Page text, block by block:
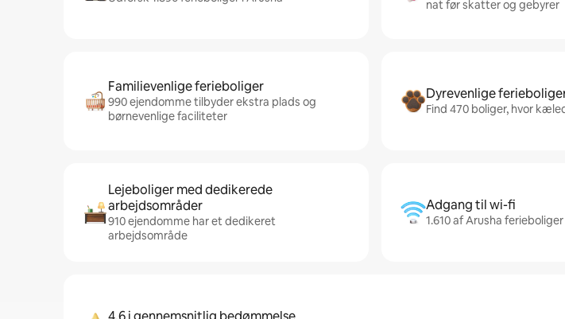
nat før skatter og gebyrer
Familievenlige ferieboliger
990 ejendomme tilbyder ekstra plads og
børnevenlige faciliteter
Dyrevenlige
Find 470 boliger, hvor
Lejeboliger med dedikerede
arbejdsområder
910 ejendomme har et dedikeret
arbejdsområde
Adgang til wi-fi
1.610 af Arusha